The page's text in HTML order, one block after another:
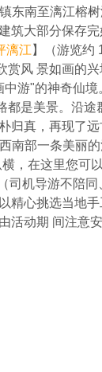
东南至漓江榕
筑大部分保存
漓江 】（游览约
风 景如画的兴
游"的神奇仙境
是美景。沿途
归真，再现了远
南部一条美丽的
，在这里您可
司机导游不陪同
精心挑选当地
活动期 间注意